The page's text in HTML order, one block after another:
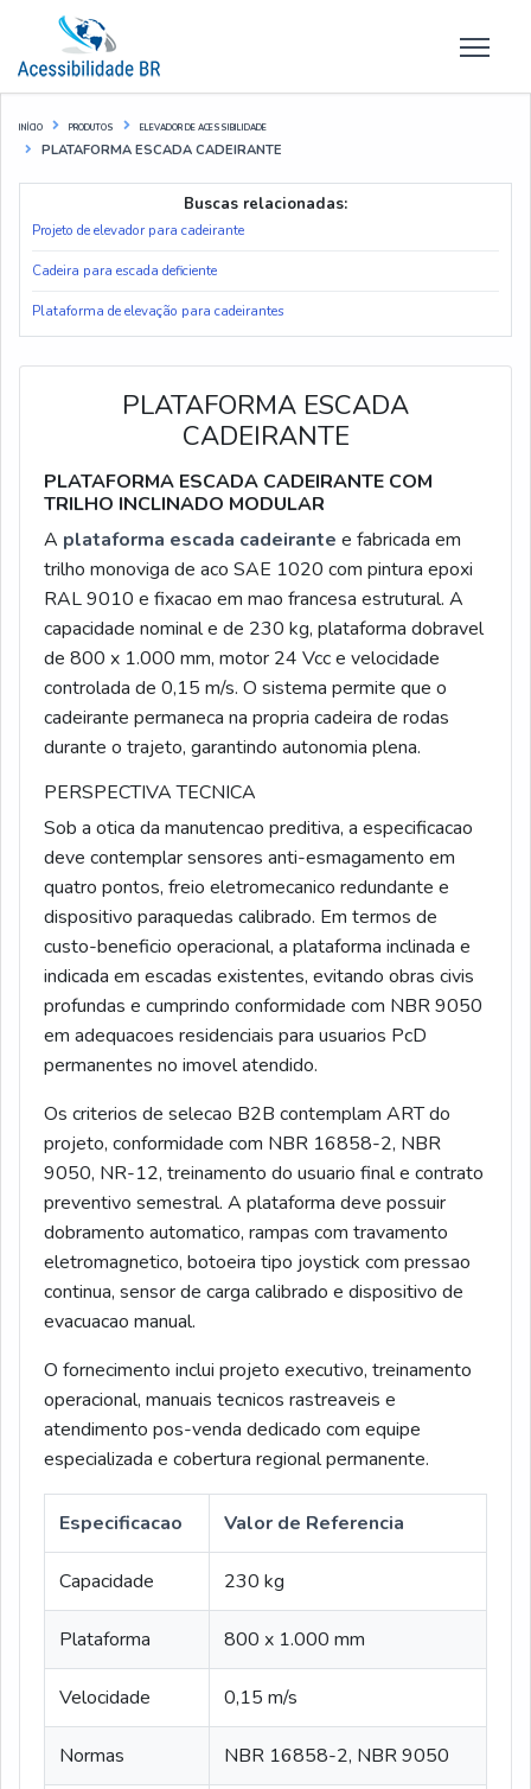
INÍCIO PRODUTOS ELEVADOR DE ACESSIBILIDADE
PLATAFORMA ESCADA CADEIRANTE
Buscas relacionadas:
Projeto de elevador para cadeirante
Cadeira para escada deficiente
Plataforma de elevação para cadeirantes
PLATAFORMA ESCADA
CADEIRANTE
PLATAFORMA ESCADA CADEIRANTE COM
TRILHO INCLINADO MODULAR
A plataforma escada cadeirante e fabricada em
trilho monoviga de aco SAE 1020 com pintura epoxi
RAL 9010 e fixacao em mao francesa estrutural. A
capacidade nominal e de 230 kg, plataforma dobravel
de 800 x 1.000 mm, motor 24 Vcc e velocidade
controlada de 0,15 m/s. O sistema permite que o
cadeirante permaneca na propria cadeira de rodas
durante o trajeto, garantindo autonomia plena.
PERSPECTIVA TECNICA
Sob a otica da manutencao preditiva, a especificacao
deve contemplar sensores anti-esmagamento em
quatro pontos, freio eletromecanico redundante e
dispositivo paraquedas calibrado. Em termos de
custo-beneficio operacional, a plataforma inclinada e
indicada em escadas existentes, evitando obras civis
profundas e cumprindo conformidade com NBR 9050
em adequacoes residenciais para usuarios PcD
permanentes no imovel atendido.
Os criterios de selecao B2B contemplam ART do
projeto, conformidade com NBR 16858-2, NBR
9050, NR-12, treinamento do usuario final e contrato
preventivo semestral. A plataforma deve possuir
dobramento automatico, rampas com travamento
eletromagnetico, botoeira tipo joystick com pressao
continua, sensor de carga calibrado e dispositivo de
evacuacao manual.
O fornecimento inclui projeto executivo, treinamento
operacional, manuais tecnicos rastreaveis e
atendimento pos-venda dedicado com equipe
especializada e cobertura regional permanente.
Especificacao Valor de Referencia
Capacidade 230 kg
Plataforma 800 x 1.000 mm
Velocidade 0,15 m/s
Normas NBR 16858-2, NBR 9050